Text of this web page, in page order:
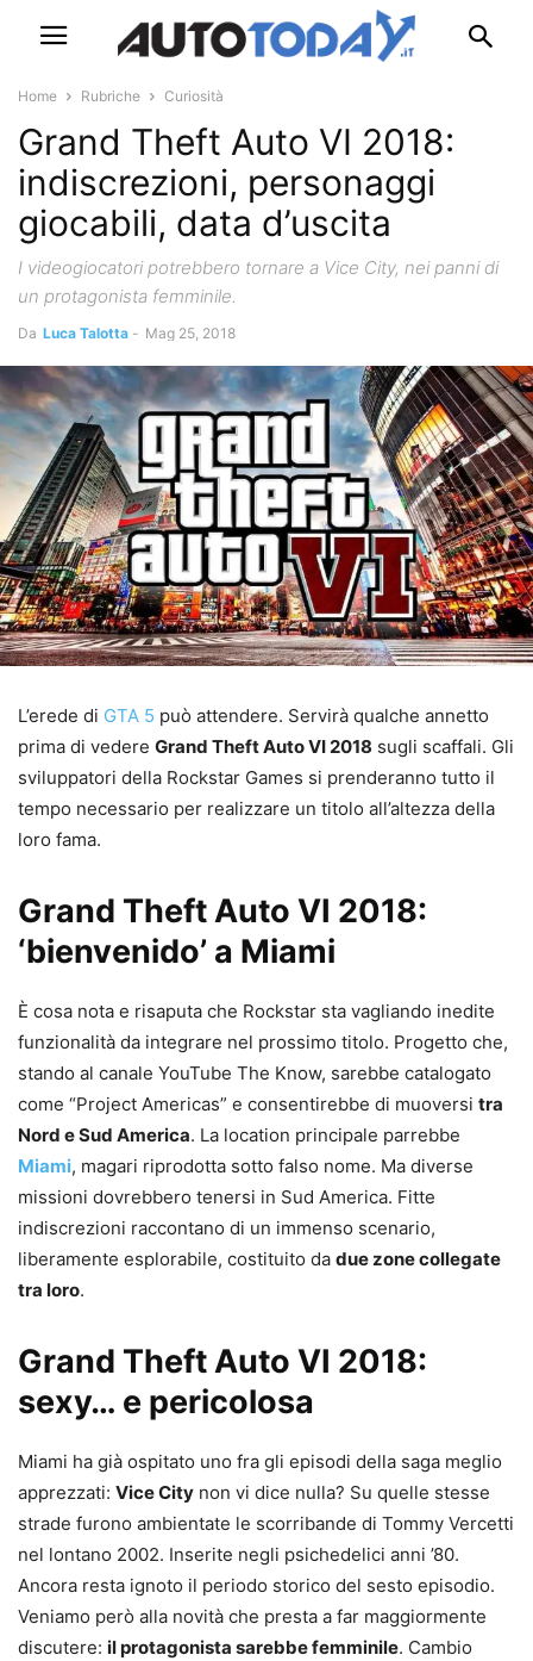
Home Rubriche Curiosità
Grand Theft Auto VI 2018:
indiscrezioni, personaggi
giocabili, data d’uscita
I videogiocatori potrebbero tornare a Vice City, nei panni di
un protagonista femminile.
Da Luca Talotta - Mag 25, 2018
L’erede di GTA 5 può attendere. Servirà qualche annetto
prima di vedere Grand Theft Auto VI 2018 sugli scaffali. Gli
sviluppatori della Rockstar Games si prenderanno tutto il
tempo necessario per realizzare un titolo all’altezza della
loro fama.
Grand Theft Auto VI 2018:
‘bienvenido’ a Miami
È cosa nota e risaputa che Rockstar sta vagliando inedite
funzionalità da integrare nel prossimo titolo. Progetto che,
stando al canale YouTube The Know, sarebbe catalogato
come “Project Americas” e consentirebbe di muoversi tra
Nord e Sud America. La location principale parrebbe
Miami, magari riprodotta sotto falso nome. Ma diverse
missioni dovrebbero tenersi in Sud America. Fitte
indiscrezioni raccontano di un immenso scenario,
liberamente esplorabile, costituito da due zone collegate
tra loro.
Grand Theft Auto VI 2018:
sexy… e pericolosa
Miami ha già ospitato uno fra gli episodi della saga meglio
apprezzati: Vice City non vi dice nulla? Su quelle stesse
strade furono ambientate le scorribande di Tommy Vercetti
nel lontano 2002. Inserite negli psichedelici anni ’80.
Ancora resta ignoto il periodo storico del sesto episodio.
Veniamo però alla novità che presta a far maggiormente
discutere: il protagonista sarebbe femminile. Cambio